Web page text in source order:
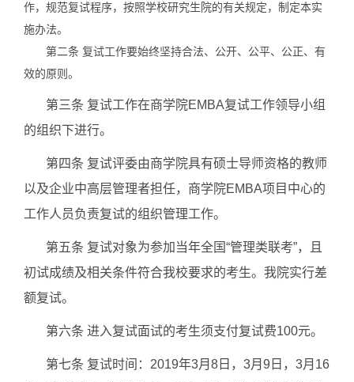
作，规范复试程序，按照学校研究生院的有关规定，制定本实
施办法。
第二条 复试工作要始终坚持合法、公开、公平、公正、有
效的原则。
第三条 复试工作在商学院EMBA复试工作领导小组
的组织下进行。
第四条 复试评委由商学院具有硕士导师资格的教师
以及企业中高层管理者担任，商学院EMBA项目中心的
工作人员负责复试的组织管理工作。
第五条 复试对象为参加当年全国“管理类联考”，且
初试成绩及相关条件符合我校要求的考生。我院实行差
额复试。
第六条 进入复试面试的考生须支付复试费100元。
第七条 复试时间：2019年3月8日，3月9日，3月16